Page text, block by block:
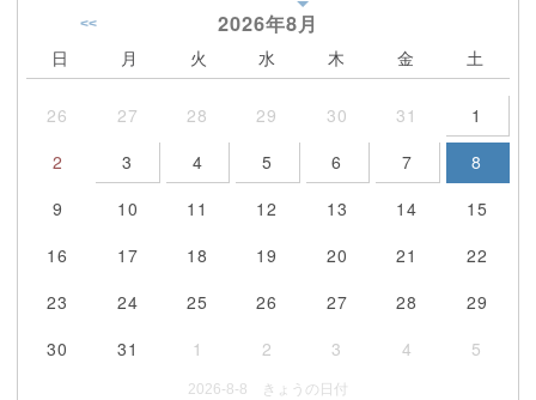
2026年8月
<<
日 月 火 水 木 金 土
26 27 28 29 30 31
1
2
3 4 5 6 7
8
9
10 11 12 13 14
15
16
17 18 19 20 21
22
23
24 25 26 27 28
29
30
31 1 2 3 4 5
2026-8-8 きょうの日付